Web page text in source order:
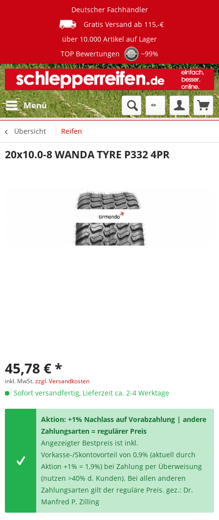
Deutscher Fachhändler
Gratis Versand ab 115,-€
über 10.000 Artikel auf Lager
TOP Bewertungen
~99%
Menü
Übersicht Reifen
20x10.0-8 WANDA TYRE P332 4PR
45,78 € *
inkl. MwSt.zzgl. Versandkosten
Sofort versandfertig, Lieferzeit ca. 2-4 Werktage
Aktion: +1% Nachlass auf Vorabzahlung | andere
Zahlungsarten = regulärer Preis
Angezeigter Bestpreis ist inkl.
Vorkasse-/Skontovorteil von 0,9% (aktuell durch
Aktion +1% = 1,9%) bei Zahlung per Überweisung
(nutzen >40% d. Kunden). Bei allen anderen
Zahlungsarten gilt der reguläre Preis. gez.: Dr.
Manfred P. Zilling